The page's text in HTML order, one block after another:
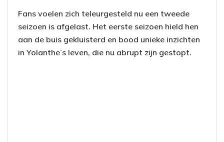
Fans voelen zich teleurgesteld nu een tweede
seizoen is afgelast. Het eerste seizoen hield hen
aan de buis gekluisterd en bood unieke inzichten
in Yolanthe’s leven, die nu abrupt zijn gestopt.